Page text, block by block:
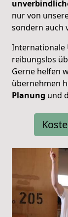
nur von
sondern auch
Internationale
reibungslos
Gerne helfen
übernehmen
Planung und